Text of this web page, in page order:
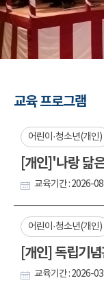
교육 프로그램
어린이·청소년(개인)
[개인]'나랑 닮
교육기간 : 2026-
어린이·청소년(개인)
[개인] 독립기
교육기간 : 2026-